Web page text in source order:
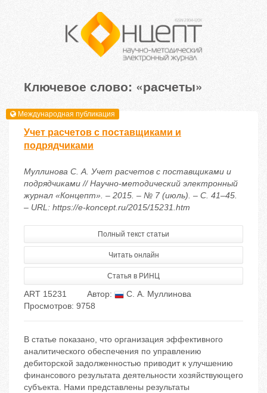
Ключевое слово: «расчеты»
Международная публикация
Учет расчетов с поставщиками и
подрядчиками
Муллинова С. А. Учет расчетов с поставщиками и
подрядчиками // Научно-методический электронный
журнал «Концепт». – 2015. – № 7 (июль). – С. 41–45.
– URL: https://e-koncept.ru/2015/15231.htm
Полный текст статьи
Читать онлайн
Статья в РИНЦ
ART 15231 Автор:
С. А. Муллинова
Просмотров: 9758
В статье показано, что организация эффективного
аналитического обеспечения по управлению
дебиторской задолженностью приводит к улучшению
финансового результата деятельности хозяйствующего
субъекта. Нами представлены результаты